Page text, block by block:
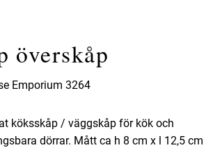
överskåp
Emporium 3264
köksskåp / väggskåp för kök och
dörrar. Mått ca h 8 cm x l 12,5 cm